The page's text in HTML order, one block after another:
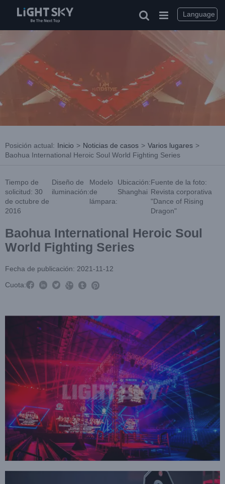
Posición actual: Inicio > Noticias de casos > Varios lugares >
Baohua International Heroic Soul World Fighting Series
Tiempo de
solicitud: 30
de octubre de
2016
Diseño de
iluminación:
Modelo
de
lámpara:
Ubicación:
Shanghai
Fuente de la foto:
Revista corporativa
"Dance of Rising
Dragon"
Baohua International Heroic Soul
World Fighting Series
Fecha de publicación: 2021-11-12
Cuota:     
Language